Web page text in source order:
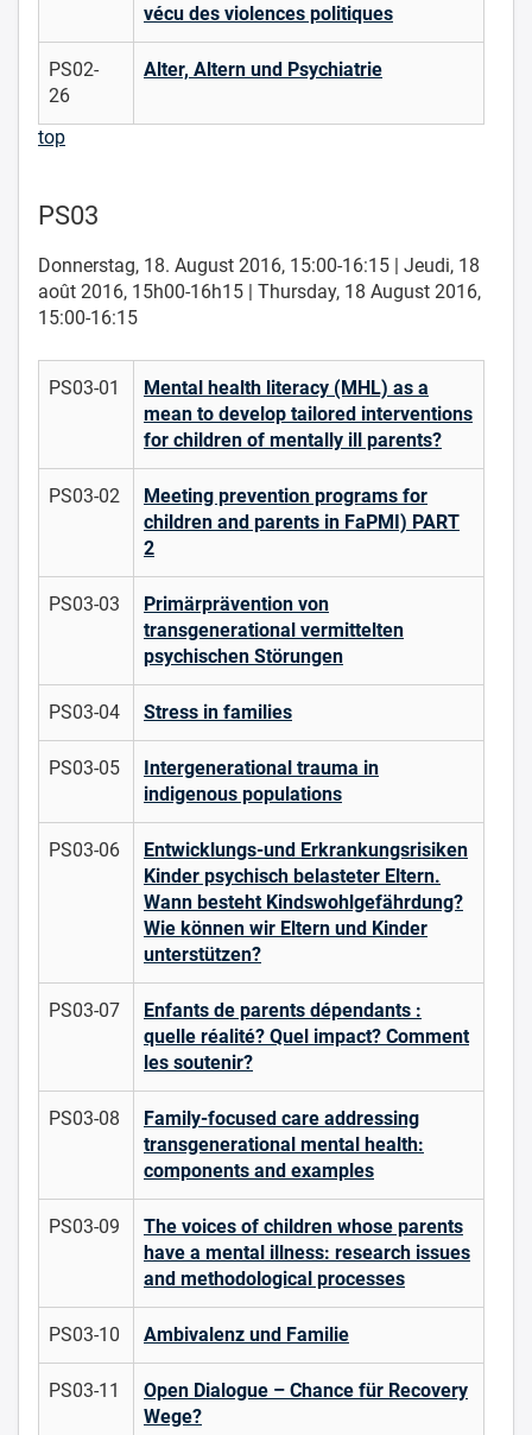
vécu des violences politiques
PS02-
26
Alter, Altern und Psychiatrie
top
PS03
Donnerstag, 18. August 2016, 15:00-16:15 | Jeudi, 18
août 2016, 15h00-16h15 | Thursday, 18 August 2016,
15:00-16:15
PS03-01
Mental health literacy (MHL) as a
mean to develop tailored interventions
for children of mentally ill parents?
PS03-02
Meeting prevention programs for
children and parents in FaPMI) PART
2
PS03-03
Primärprävention von
transgenerational vermittelten
psychischen Störungen
PS03-04 Stress in families
PS03-05
Intergenerational trauma in
indigenous populations
PS03-06
Entwicklungs-und Erkrankungsrisiken
Kinder psychisch belasteter Eltern.
Wann besteht Kindswohlgefährdung?
Wie können wir Eltern und Kinder
unterstützen?
PS03-07
Enfants de parents dépendants :
quelle réalité? Quel impact? Comment
les soutenir?
PS03-08
Family-focused care addressing
transgenerational mental health:
components and examples
PS03-09
The voices of children whose parents
have a mental illness: research issues
and methodological processes
PS03-10 Ambivalenz und Familie
PS03-11
Open Dialogue – Chance für Recovery
Wege?